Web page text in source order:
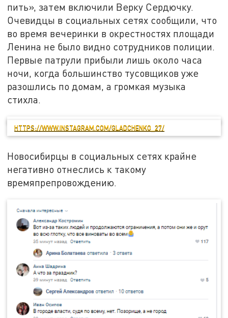
пить», затем включили Верку Сердючку.
Очевидцы в социальных сетях сообщили, что
во время вечеринки в окрестностях площади
Ленина не было видно сотрудников полиции.
Первые патрули прибыли лишь около часа
ночи, когда большинство тусовщиков уже
разошлись по домам, а громкая музыка
стихла.
HTTPS://WWW.INSTAGRAM.COM/GLADCHENKO_27/
Новосибирцы в социальных сетях крайне
негативно отнеслись к такому
времяпрепровождению.